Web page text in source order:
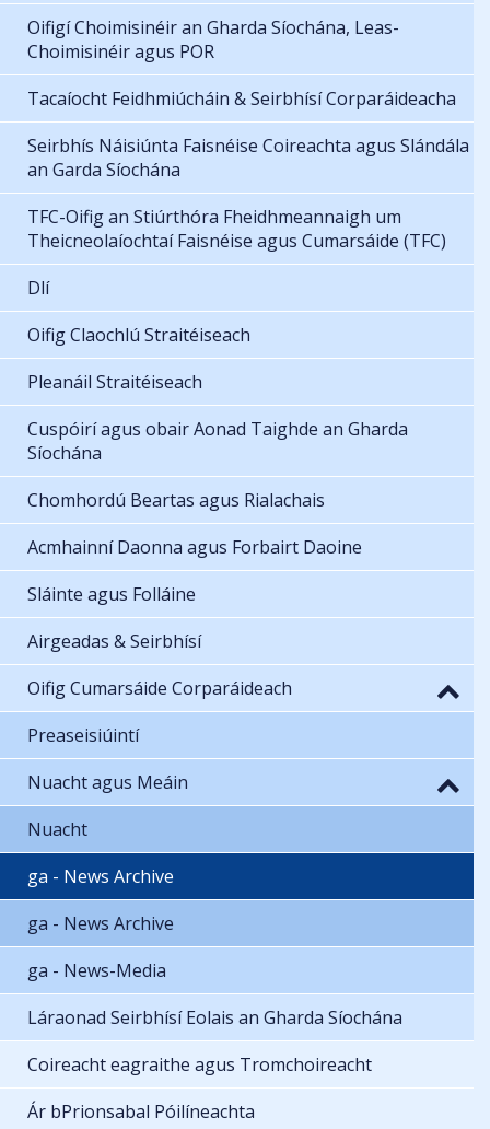
Oifigí Choimisinéir an Gharda Síochána, Leas-
Choimisinéir agus POR
Tacaíocht Feidhmiúcháin & Seirbhísí Corparáideacha
Seirbhís Náisiúnta Faisnéise Coireachta agus Slándála
an Garda Síochána
TFC-Oifig an Stiúrthóra Fheidhmeannaigh um
Theicneolaíochtaí Faisnéise agus Cumarsáide (TFC)
Dlí
Oifig Claochlú Straitéiseach
Pleanáil Straitéiseach
Cuspóirí agus obair Aonad Taighde an Gharda
Síochána
Chomhordú Beartas agus Rialachais
Acmhainní Daonna agus Forbairt Daoine
Sláinte agus Folláine
Airgeadas & Seirbhísí
Oifig Cumarsáide Corparáideach
Preaseisiúintí
Nuacht agus Meáin
Nuacht
ga - News Archive
ga - News Archive
ga - News-Media
Láraonad Seirbhísí Eolais an Gharda Síochána
Coireacht eagraithe agus Tromchoireacht
Ár bPrionsabal Póilíneachta